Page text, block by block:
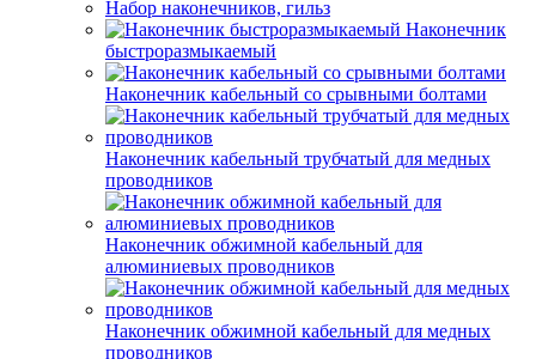
Набор наконечников, гильз
Наконечник
быстроразмыкаемый
Наконечник кабельный со срывными болтами
Наконечник кабельный трубчатый для медных
проводников
Наконечник обжимной кабельный для
алюминиевых проводников
Наконечник обжимной кабельный для медных
проводников